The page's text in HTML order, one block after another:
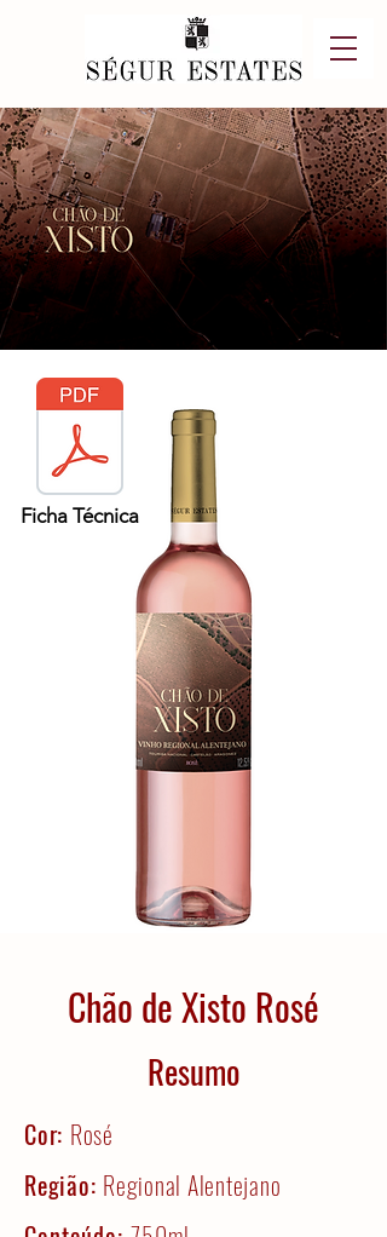
Ficha Técnica
Chão de Xisto Rosé
Resumo
Cor: Rosé
Região: Regional Alentejano